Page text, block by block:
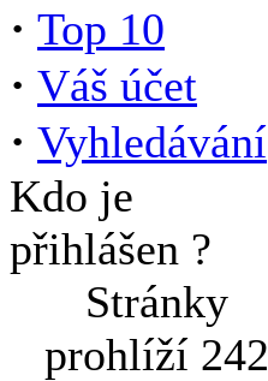
· Top 10
· Váš účet
· Vyhledávání
Kdo je
přihlášen ?
Stránky
prohlíží 242